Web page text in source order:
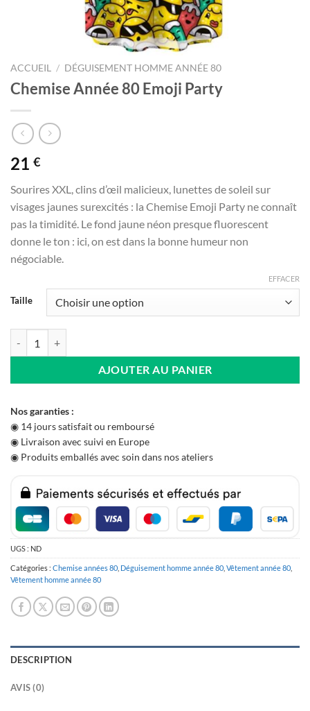
ACCUEIL / DÉGUISEMENT HOMME ANNÉE 80
Chemise Année 80 Emoji Party
21 €
Sourires XXL, clins d’œil malicieux, lunettes de soleil sur
visages jaunes surexcités : la Chemise Emoji Party ne connaît
pas la timidité. Le fond jaune néon presque fluorescent
donne le ton : ici, on est dans la bonne humeur non
négociable.
Taille
EFFACER
AJOUTER AU PANIER
Nos garanties :
◉ 14 jours satisfait ou remboursé
◉ Livraison avec suivi en Europe
◉ Produits emballés avec soin dans nos ateliers
UGS : ND
Catégories : Chemise années 80 Déguisement homme année 80 Vêtement année 80
Vêtement homme année 80
DESCRIPTION
AVIS (0)